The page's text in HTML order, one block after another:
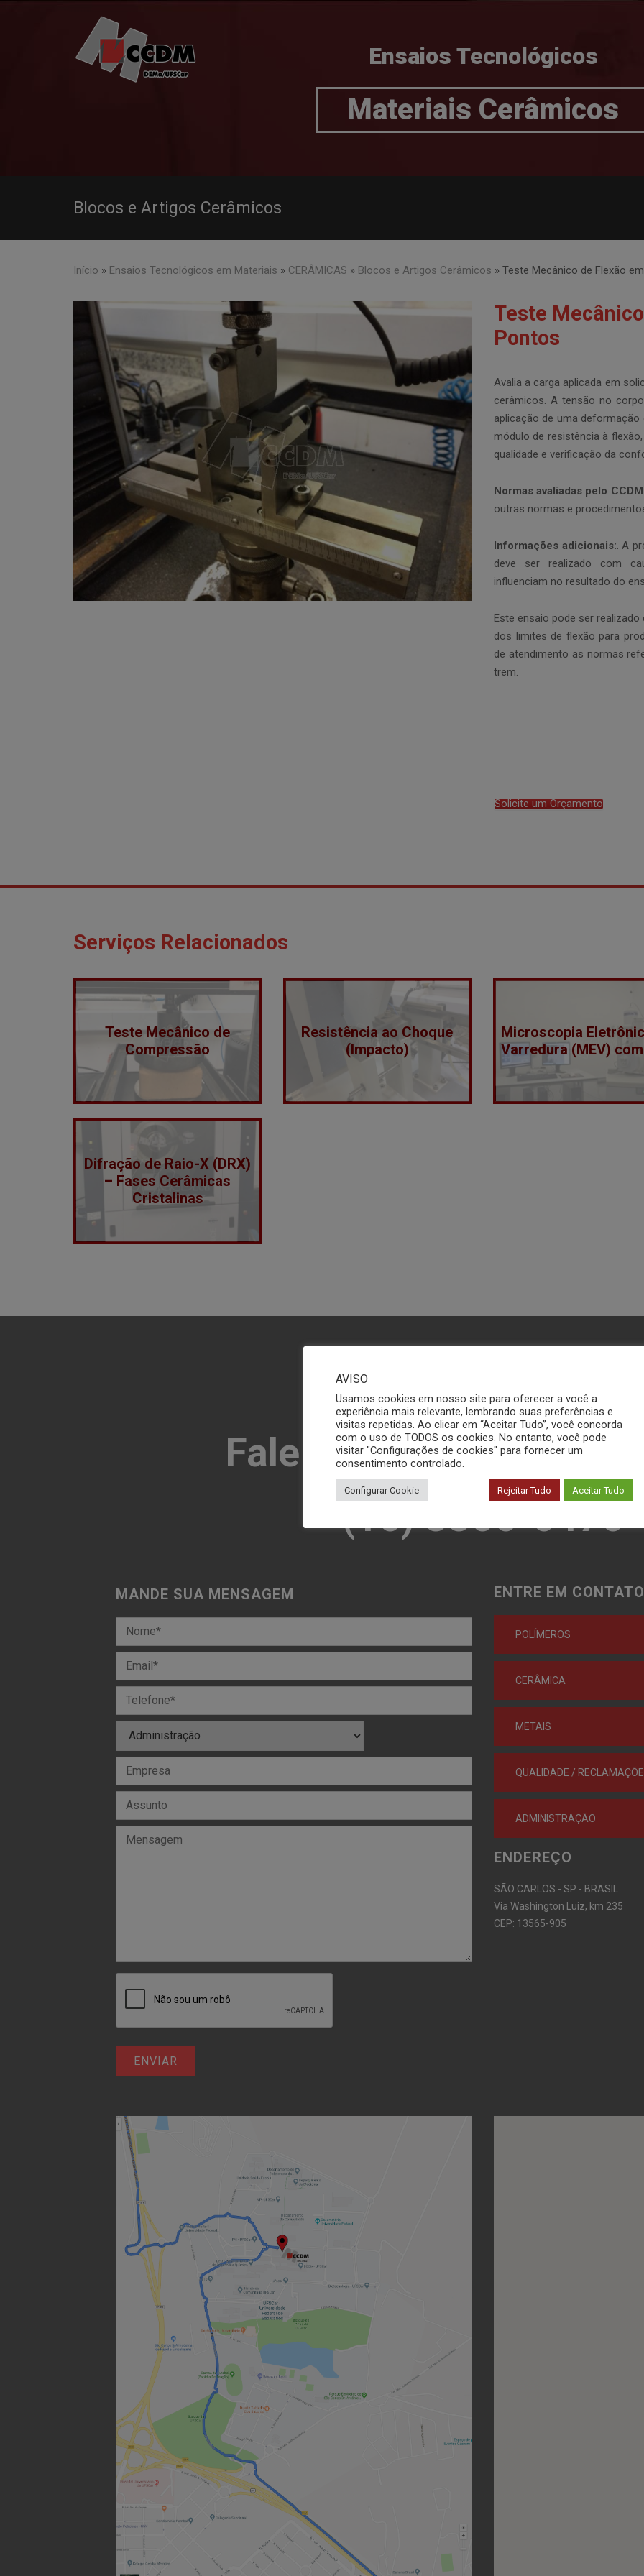
Ensaios Tecnológicos
Materiais Cerâmicos
Blocos e Artigos Cerâmicos
Início » Ensaios Tecnológicos em Materiais » CERÂMICAS » Blocos e Artigos Cerâmicos » Teste Mecânico de Flexão
Teste
Pontos
Avalia a carga aplicada em
cerâmicos. A tensão no
aplicação de uma
módulo de resistência à
qualidade e verificação da
Normas avaliadas pelo
outras normas e
Informações adicionais:. A
deve ser realizado com
influenciam no resultado do
Este ensaio pode ser
dos limites de flexão para
de atendimento as normas
trem.
Solicite um Orçamento
Serviços Relacionados
Teste Mecânico de
Compressão
Resistência ao Choque
(Impacto)
Microscopia
Varredura (MEV) com
Difração de Raio-X (DRX)
– Fases Cerâmicas
Cristalinas
Fale Conosco pelo
(16) 3306-6476
MANDE SUA MENSAGEM ENTRE EM
POLÍMEROS
CERÂMICA
METAIS
QUALIDADE /
ADMINISTRAÇÃO
ENDEREÇO
SÃO CARLOS - SP - BRASIL
Via Washington Luiz, km 235
CEP: 13565-905
AVISO
Usamos cookies em nosso site para oferecer a você a
experiência mais relevante, lembrando suas preferências e
visitas repetidas. Ao clicar em “Aceitar Tudo”, você concorda
com o uso de TODOS os cookies. No entanto, você pode
visitar "Configurações de cookies" para fornecer um
consentimento controlado.
Configurar Cookie Rejeitar Tudo Aceitar Tudo